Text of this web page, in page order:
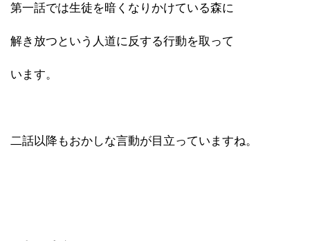
第一話では生徒を暗くなりかけている森に
解き放つという人道に反する行動を取って
います。
二話以降もおかしな言動が目立っていますね。